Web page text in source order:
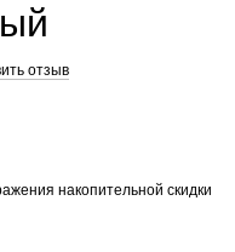
отзыв
накопительной скидки